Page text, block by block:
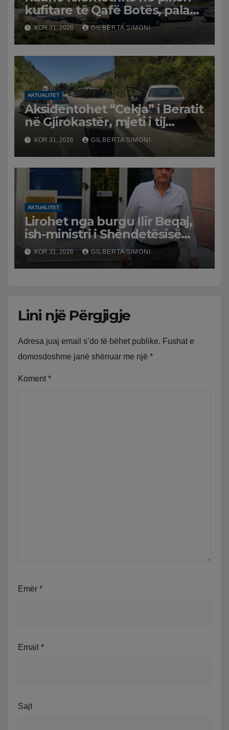
kufitare të Qafë Botës, pala
greke raporton defekt në
sistem, qytetarët mbeten të
bllokuar
KOR 31, 2026 GILBERTA SIMONI
AKTUALITET
Aksidentohet “Cekja” i Beratit
në Gjirokastër, mjeti i tij
përplaset me atë të klerikut
bektashian
KOR 31, 2026 GILBERTA SIMONI
AKTUALITET
Lirohet nga burgu Ilir Beqaj,
ish-ministri i Shëndetësisë
‘kthehet’ në shtëpi, GJKKO i
ndryshon masën e arrestit
KOR 31, 2026 GILBERTA SIMONI
Lini një Përgjigje
Adresa juaj email s’do të bëhet publike. Fushat e
domosdoshme janë shënuar me një *
Koment *
Emër *
Email *
Sajt